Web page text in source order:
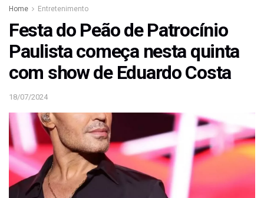
Home Entretenimento
Festa do Peão de Patrocínio
Paulista começa nesta quinta
com show de Eduardo Costa
18/07/2024